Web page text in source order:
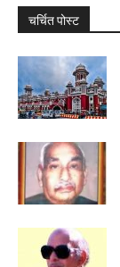
चर्चित पोस्ट